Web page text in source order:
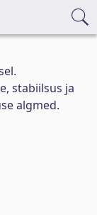
stabiilsus ja
algmed.